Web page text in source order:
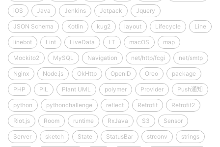
iOS Java Jenkins Jetpack Jquery
JSON Schema Kotlin kug2 layout Lifecycle Line
linebot Lint LiveData LT macOS map
Mockito2 MySQL Navigation net/http/fcgi net/smtp
Nginx Node.js OkHttp OpenID Oreo package
PHP PIL Plant UML polymer Provider Push通知
python pythonchallenge reflect Retrofit Retrofit2
Riot.js Room runtime RxJava S3 Sensor
Server sketch State StatusBar strconv strings